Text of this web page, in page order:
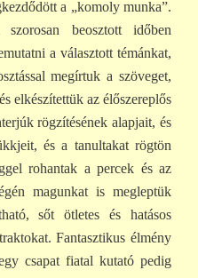
a „komoly munka”.
beosztott időben
a választott témánkat,
megírtuk a szöveget,
elkészítettük az élőszereplős
rögzítésének alapjait, és
és a tanultakat rögtön
rohantak a percek és az
magunkat is megleptük
sőt ötletes és hatásos
Fantasztikus élmény
csapat fiatal kutató pedig